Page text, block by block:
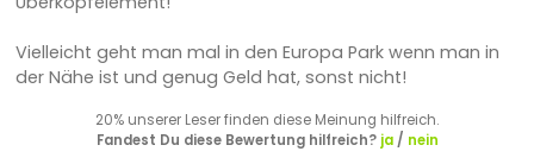
Vielleicht geht man mal in den Europa Park wenn man in
der Nähe ist und genug Geld hat, sonst nicht!
20% unserer Leser finden diese Meinung hilfreich.
Fandest Du diese Bewertung hilfreich? ja/ nein